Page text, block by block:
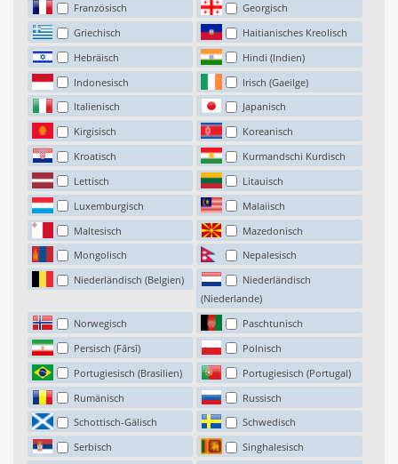
Französisch
Georgisch
Griechisch
Haitianisches Kreolisch
Hebräisch
Hindi (Indien)
Indonesisch
Irisch (Gaeilge)
Italienisch
Japanisch
Kirgisisch
Koreanisch
Kroatisch
Kurmandschi Kurdisch
Lettisch
Litauisch
Luxemburgisch
Malaiisch
Maltesisch
Mazedonisch
Mongolisch
Nepalesisch
Niederländisch (Belgien)
Niederländisch
(Niederlande)
Norwegisch
Paschtunisch
Persisch (Fārsī)
Polnisch
Portugiesisch (Brasilien)
Portugiesisch (Portugal)
Rumänisch
Russisch
Schottisch-Gälisch
Schwedisch
Serbisch
Singhalesisch